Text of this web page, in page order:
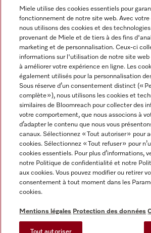
FRANÇAIS
Informations légales
CGV
Protection des données
Conditions d’utilisation
Digital Services Act
Miele sur Facebook
Miele sur Youtube
Miele sur Instagram
Miele sur Pinterest
Miele utilise des cookies essentiels pour
fonctionnement de notre site web. Avec
nous utilisons des cookies et des
provenant de Miele et de tiers à des fins
marketing et de personnalisation. Ceux-ci
informations sur l'utilisation de notre site web
à améliorer votre expérience en ligne. Les
également utilisés pour la personnalisation
Sous réserve d’un consentement distinct («
complète »), nous utilisons les cookies et
similaires de Bloomreach pour collecter des
votre comportement, que nous associons à
d’adapter le contenu que nous vous
canaux. Sélectionnez « Tout autoriser » pour
cookies. Sélectionnez « Tout refuser » pour
cookies essentiels. Pour plus d’informations,
notre Politique de confidentialité et notre
aux cookies. Vous pouvez modifier ou retirer
consentement à tout moment dans les
cookies.
Mentions légales Protection des données